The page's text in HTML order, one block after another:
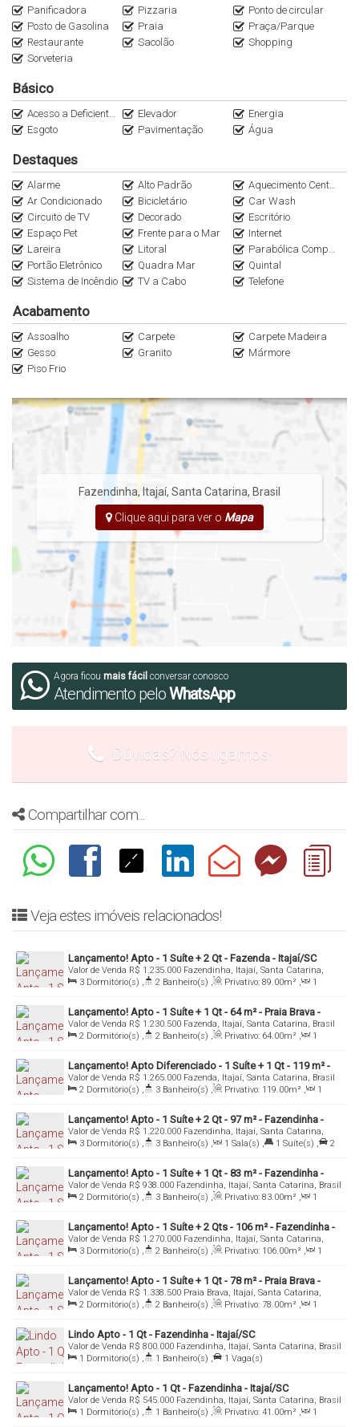
Panificadora Pizzaria
Ponto de circular
Posto de Gasolina
Praia
Praça/Parque
Restaurante
Sacolão
Shopping
Sorveteria
Básico
Acesso a Deficientes Elevador
Energia
Esgoto
Pavimentação Água
Destaques
Alarme Alto Padrão
Aquecimento Central
Ar Condicionado
Bicicletário
Car Wash
Circuito de TV
Decorado
Escritório
Espaço Pet
Frente para o Mar
Internet
Lareira
Litoral
Parabólica Compartilhada
Portão Eletrônico
Quadra Mar
Quintal
Sistema de Incêndio
TV a Cabo Telefone
Acabamento
Assoalho Carpete
Carpete Madeira
Gesso
Granito
Mármore
Piso Frio
Fazendinha, Itajaí, Santa Catarina, Brasil
Clique aqui para ver o Mapa
Agora ficou mais fácil conversar conosco
Atendimento peloWhatsApp
Dúvidas? Nós ligamos!
Compartilhar com...
Veja estes imóveis relacionados!
Lançamento! Apto - 1 Suíte + 2 Qt - Fazenda - Itajaí/SC
R$ 1.235.000
Valor de Venda
Fazendinha, Itajaí, Santa Catarina,
Brasil
3 Dormitório(s) , 2 Banheiro(s) , Privativo: 89.00m² ,
1
Sala(s) , 1 Suíte(s) , Total: 132.00m² , 2 Vaga(s) ,
Útil:
89Lançamento! Apto - 1 Suíte + 1 Qt - 64 m² - Praia Brava -
Itajaí/SC
R$ 1.230.500
Valor de Venda
Fazenda, Itajaí, Santa Catarina, Brasil
2 Dormitório(s) , 2 Banheiro(s) , Privativo: 64.00m² ,
1
Sala(s) , 1 Suíte(s) , 1 Vaga(s) , Útil: 64.00m²
Lançamento! Apto Diferenciado - 1 Suíte + 1 Qt - 119 m² -
Fazenda - Itajaí/SC
R$ 1.265.000
Valor de Venda
Fazenda, Itajaí, Santa Catarina, Brasil
2 Dormitório(s) , 3 Banheiro(s) , Privativo: 119.00m² ,
1
Sala(s) , 1 Suíte(s) , 2 Vaga(s) , Útil: 119.00m²
Lançamento! Apto - 1 Suíte + 2 Qt - 97 m² - Fazendinha -
Itajaí/SC
R$ 1.220.000
Valor de Venda
Fazendinha, Itajaí, Santa Catarina,
Brasil
3 Dormitório(s) , 3 Banheiro(s) , 1 Sala(s) , 1 Suíte(s) ,
2
Vaga(s) , Útil: 97.00m²
Lançamento! Apto - 1 Suíte + 1 Qt - 83 m² - Fazendinha -
Itajaí/SC
R$ 938.000
Valor de Venda
Fazendinha, Itajaí, Santa Catarina, Brasil
2 Dormitório(s) , 3 Banheiro(s) , Privativo: 83.00m² ,
1
Sala(s) , 1 Suíte(s) , 2 Vaga(s)
Lançamento! Apto - 1 Suíte + 2 Qts - 106 m² - Fazendinha -
Itajaí/SC
R$ 1.270.000
Valor de Venda
Fazendinha, Itajaí, Santa Catarina,
Brasil
3 Dormitório(s) , 2 Banheiro(s) , Privativo: 106.00m² ,
1
Sala(s) , 1 Suíte(s) , 2 Vaga(s)
Lançamento! Apto - 1 Suíte + 1 Qt - 78 m² - Praia Brava -
Itajaí/SC
R$ 1.338.500
Valor de Venda
Praia Brava, Itajaí, Santa Catarina,
Brasil
2 Dormitório(s) , 2 Banheiro(s) , Privativo: 78.00m² ,
1
Sala(s) , 1 Suíte(s) , 1 Vaga(s) , Útil: 78.00m²
Lindo Apto - 1 Qt - Fazendinha - Itajaí/SC
R$ 800.000
Valor de Venda
Fazendinha, Itajaí, Santa Catarina, Brasil
1 Dormitório(s) , 1 Banheiro(s) , 1 Vaga(s)
Lançamento! Apto - 1 Qt - Fazendinha - Itajaí/SC
R$ 545.000
Valor de Venda
Fazendinha, Itajaí, Santa Catarina, Brasil
1 Dormitório(s) , 1 Banheiro(s) , Privativo: 41 .00m² ,
1
Sala(s) , Total: 60.00m² , 1 Vaga(s)